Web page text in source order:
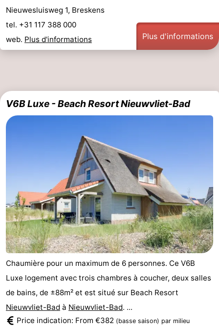
Nieuwesluisweg 1, Breskens
tel. +31 117 388 000
web. Plus d'informations Plus d'informations
V6B Luxe - Beach Resort Nieuwvliet-Bad
Chaumière pour un maximum de 6 personnes. Ce V6B
Luxe logement avec trois chambres à coucher, deux salles
de bains, de ±88m² et est situé sur Beach Resort
Nieuwvliet-Bad à Nieuwvliet-Bad. ...
Price indication: From €382 (basse saison) par milieu